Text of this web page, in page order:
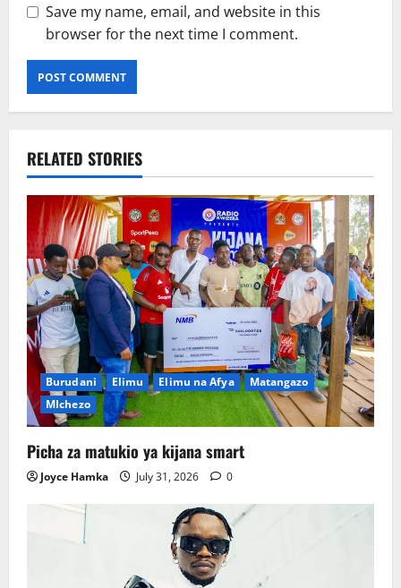
Save my name, email, and website in this
browser for the next time I comment.
RELATED STORIES
Burudani Elimu Elimu na Afya
Matangazo
MIchezo
Picha za matukio ya kijana smart
Joyce Hamka July 31, 2026 0